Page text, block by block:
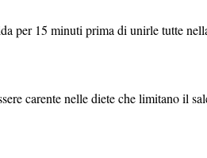
per 15 minuti prima di unirle tutte
carente nelle diete che limitano il